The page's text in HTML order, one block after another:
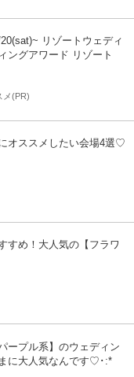
リゾートウェディ
ングアワード リゾート
メ(PR)
オススメしたい会場4選♡
すめ！大人気の【フラワ
ープル系】のウェディン
に大人気なんです♡･:*